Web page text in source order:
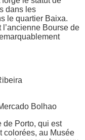
dans les
le quartier Baixa.
Bourse de
Bolhao
de Porto, qui est
colorées, au Musée